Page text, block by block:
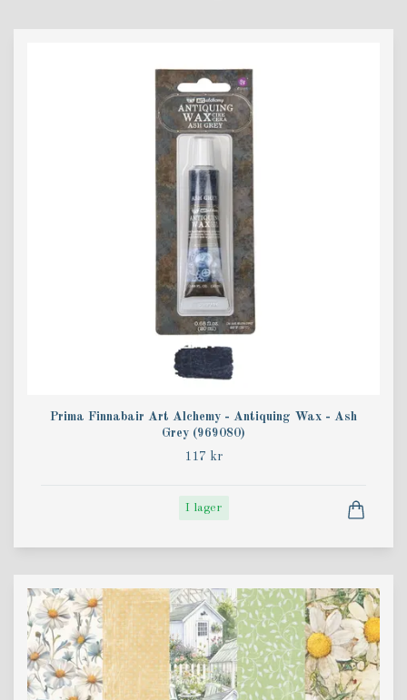
Prima Finnabair Art Alchemy - Antiquing Wax - Ash
Grey (969080)
117 kr
I lager